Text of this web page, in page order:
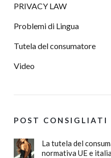
PRIVACY LAW
Problemi di Lingua
Tutela del consumatore
Video
POST CONSIGLIATI
La tutela del
normativa UE e